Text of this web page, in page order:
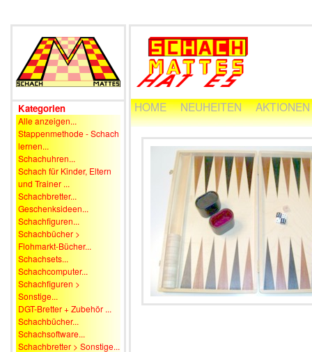
Kategorien
Alle anzeigen...
Stappenmethode - Schach
lernen...
Schachuhren...
Schach für Kinder, Eltern
und Trainer ...
Schachbretter...
Geschenksideen...
Schachfiguren...
Schachbücher >
Flohmarkt-Bücher...
Schachsets...
Schachcomputer...
Schachfiguren >
Sonstige...
DGT-Bretter + Zubehör ...
Schachbücher...
Schachsoftware...
Schachbretter > Sonstige...
HOME NEUHEITEN AKTIONEN